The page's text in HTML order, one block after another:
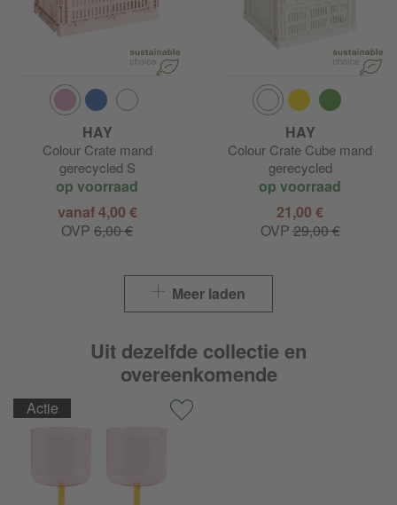
HAY
Colour Crate mand
gerecycled S
op voorraad
vanaf 4,00 €
OVP 6,00 €
HAY
Colour Crate Cube mand
gerecycled
op voorraad
21,00 €
OVP29,00 €
Meer laden
Uit dezelfde collectie en
overeenkomende
Actie